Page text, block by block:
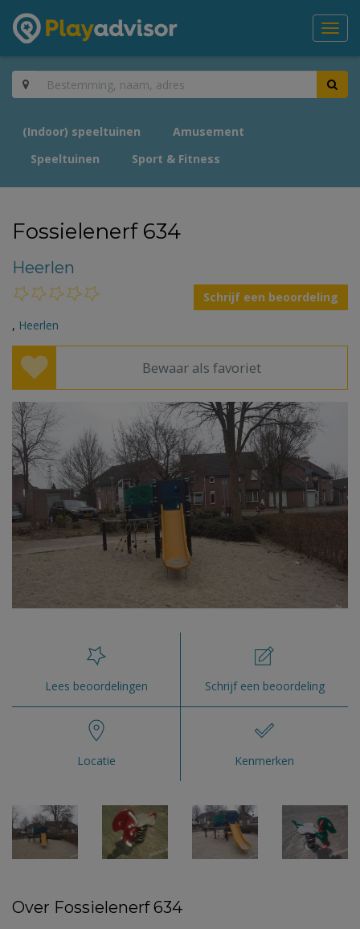
(Indoor) speeltuinen
Amusement
Speeltuinen
Sport & Fitness
Fossielenerf 634
Heerlen
Schrijf een beoordeling
, Heerlen
Bewaar als favoriet
Lees beoordelingen Schrijf een beoordeling
Locatie Kenmerken
Over Fossielenerf 634